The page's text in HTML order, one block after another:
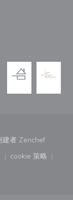
建者 Zenchef((在新窗
中打开))
cookie 策略
((在新窗口
开))